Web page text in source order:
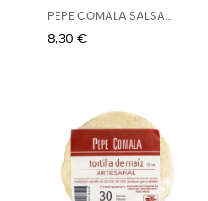
PEPE COMALA SALSA
TOMATILLO...
Precio
8,30 €